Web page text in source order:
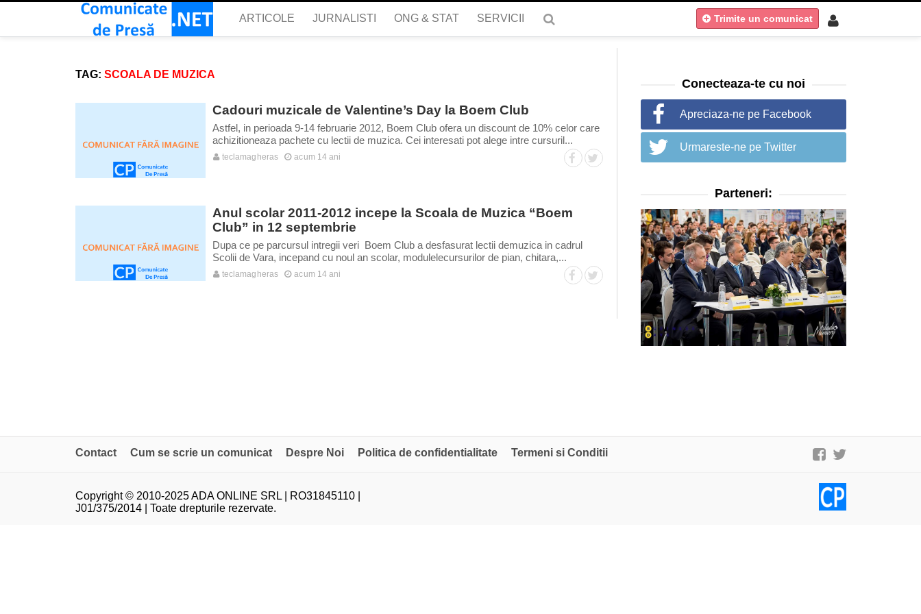
ARTICOLE JURNALISTI ONG & STAT SERVICII Trimite un comunicat
TAG: SCOALA DE MUZICA
Cadouri muzicale de Valentine’s Day la Boem Club
Astfel, in perioada 9-14 februarie 2012, Boem Club ofera un discount de 10% celor care
achizitioneaza pachete cu lectii de muzica. Cei interesati pot alege intre cursuril...
teclamagheras acum 14 ani
Anul scolar 2011-2012 incepe la Scoala de Muzica “Boem
Club” in 12 septembrie
Dupa ce pe parcursul intregii veri Boem Club a desfasurat lectii demuzica in cadrul
Scolii de Vara, incepand cu noul an scolar, modulelecursurilor de pian, chitara,...
teclamagheras acum 14 ani
Conecteaza-te cu noi
Apreciaza-ne pe Facebook
Urmareste-ne pe Twitter
Parteneri:
Contact Cum se scrie un comunicat Despre Noi Politica de confidentialitate Termeni si Conditii
Copyright © 2010-2025 ADA ONLINE SRL | RO31845110 |
J01/375/2014 | Toate drepturile rezervate.